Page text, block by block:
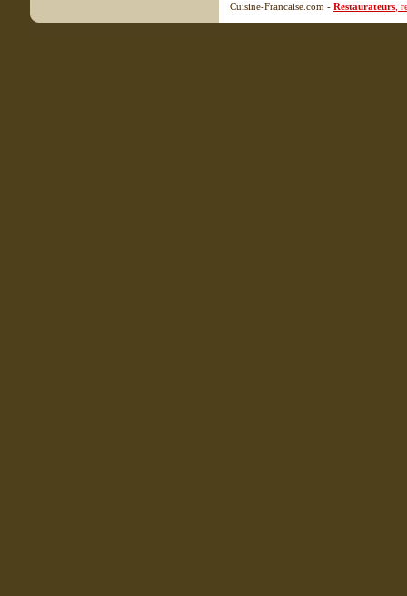
Cuisine-Francaise.com - Restaurateurs ,